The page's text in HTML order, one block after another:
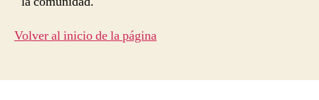
Volver al inicio de la página